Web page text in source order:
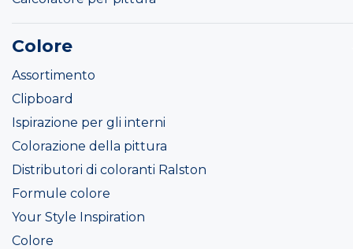
Colore
Assortimento
Clipboard
Ispirazione per gli interni
Colorazione della pittura
Distributori di coloranti Ralston
Formule colore
Your Style Inspiration
Colore